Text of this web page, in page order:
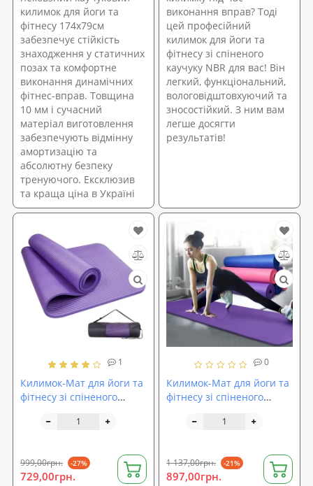
килимок для йоги та
фітнесу 174х79см
забезпечує стійкість
знаходження у статичних
позах та комфортне
виконання динамічних
фітнес-вправ. Товщина
10 мм і сучасний
матеріал виготовлення
забезпечують відмінну
амортизацію та
абсолютну безпеку
тренуючого. Ексклюзив
та краща ціна в Україні
виконання вправ? Тоді
цей професійний
килимок для йоги та
фітнесу зі спіненого
каучуку NBR для вас! Він
легкий, функціональний,
вологовідштовхуючий та
зносостійкий. З ним вам
легше досягти
результатів!
1
Килимок-Мат для йоги та
фітнесу зі спіненого
180х78см + чохол (MS
999,00грн. -27%
729,00грн.
0
Килимок-Мат для йоги та
фітнесу зі спіненого
183х79см товщина 1см
1 137,00грн. -21%
897,00грн.